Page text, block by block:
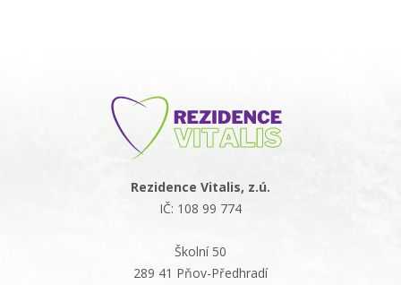
Rezidence Vitalis, z.ú.
IČ: 108 99 774
Školní 50
289 41 Pňov-Předhradí